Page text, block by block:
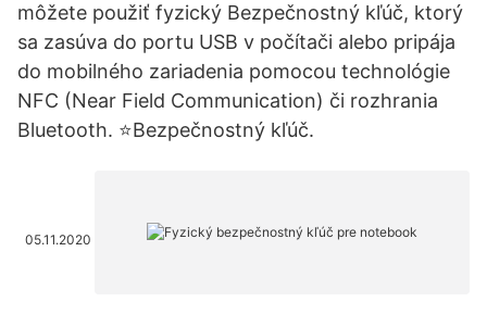
môžete použiť fyzický Bezpečnostný kľúč, ktorý
sa zasúva do portu USB v počítači alebo pripája
do mobilného zariadenia pomocou technológie
NFC (Near Field Communication) či rozhrania
Bluetooth. ⭐Bezpečnostný kľúč.
05.11.2020